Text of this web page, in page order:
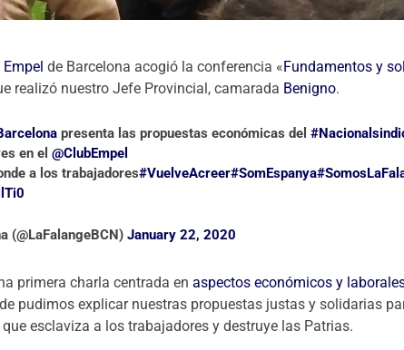
de Barcelona acogió la conferencia «Fundamentos y
realizó nuestro Jefe Provincial, camarada Benigno.
presenta las propuestas económicas del
en el@ClubEmpel
a los trabajadores#VuelveAcreer#SomEspanya
(@LaFalangeBCN)January 22, 2020
primera charla centrada enaspectos económicos y
pudimos explicar nuestras propuestas justas y solidarias
esclaviza a los trabajadores y destruye las Patrias.